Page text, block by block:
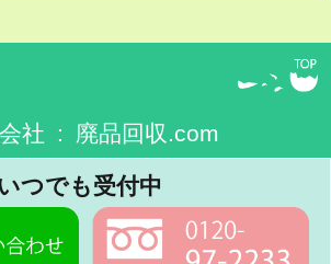
社 : 廃品回収.com
つでも受付中